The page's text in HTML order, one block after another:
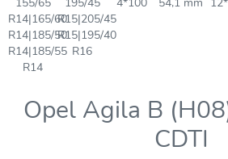
R14|165/60
R14|185/50
R14|185/55
R14
R15|205/45
R15|195/40
R16
Opel Agila B
CDTI